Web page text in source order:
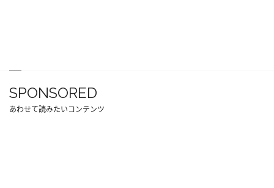
SPONSORED
あわせて読みたいコンテンツ